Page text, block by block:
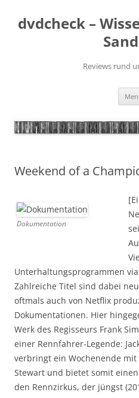
springen
dvdcheck –
Reviews rund
Weekend of a
Dokumentation
Unterhaltungsprogrammen
Zahlreiche Titel sind dabei
oftmals auch von Netflix
Dokumentationen. Hier
Werk des Regisseurs Frank
einer Rennfahrer-Legende:
verbringt ein Wochenende mit
Stewart und bietet somit
den Rennzirkus, der jüngst